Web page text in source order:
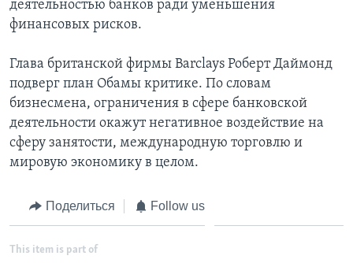
деятельностью банков ради уменьшения
финансовых рисков.
Глава британской фирмы Barclays Роберт Даймонд
подверг план Обамы критике. По словам
бизнесмена, ограничения в сфере банковской
деятельности окажут негативное воздействие на
сферу занятости, международную торговлю и
мировую экономику в целом.
Поделиться Follow us
This item is part of